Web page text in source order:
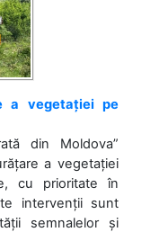
a vegetației pe
din Moldova”
a vegetației
cu prioritate în
intervenții sunt
semnalelor și